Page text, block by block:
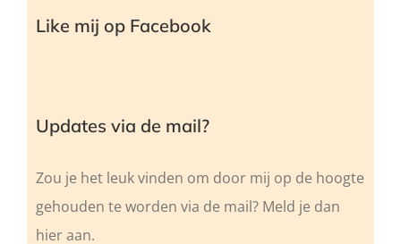
Like mij op Facebook
Updates via de mail?
Zou je het leuk vinden om door mij op de hoogte
gehouden te worden via de mail? Meld je dan
hier aan.